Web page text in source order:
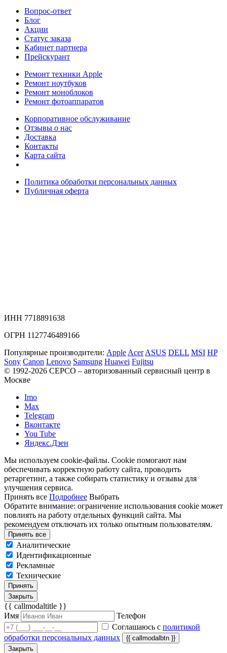
Вопрос-ответ
Блог
Акции
Статус заказа
Кабинет партнера
Прейскурант
Ремонт техники Apple
Ремонт ноутбуков
Ремонт моноблоков
Ремонт фотоаппаратов
Корпоративное обслуживание
Отзывы о нас
Доставка
Контакты
Карта сайта
Политика обработки персональных данных
Публичная оферта
ИНН 7718891638
ОГРН 1127746489166
Популярные производители: Apple Acer ASUS DELL MSI HP
Sony Canon Lenovo Samsung Huawei Fujitsu
© 1992-2026 СЕРСO – авторизованный сервисный центр в
Москве
Imo
Max
Telegram
Вконтакте
You Tube
Яндекс.Дзен
Мы используем cookie-файлы. Cookie помогают нам
обеспечивать корректную работу сайта, проводить
ретаргетинг, а также собирать статистику и отзывы для
улучшения сервиса.
Принять все Подробнее Выбрать
Обратите внимание: ограничение использования cookie может
повлиять на работу отдельных функций сайта. Мы
рекомендуем отключать их только опытным пользователям.
Принять все
Аналитические
Идентификационные
Рекламные
Технические
Принять
Закрыть
{{ callmodaltitle }}
Имя
Телефон
Соглашаюсь с политикой
обработки персональных данных
{{ callmodalbtn }}
Закрыть